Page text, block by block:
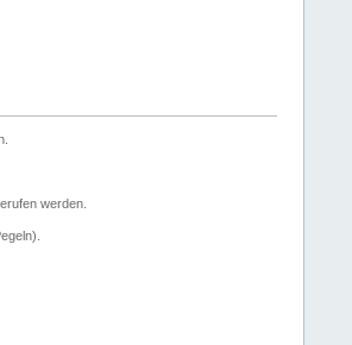
werden.